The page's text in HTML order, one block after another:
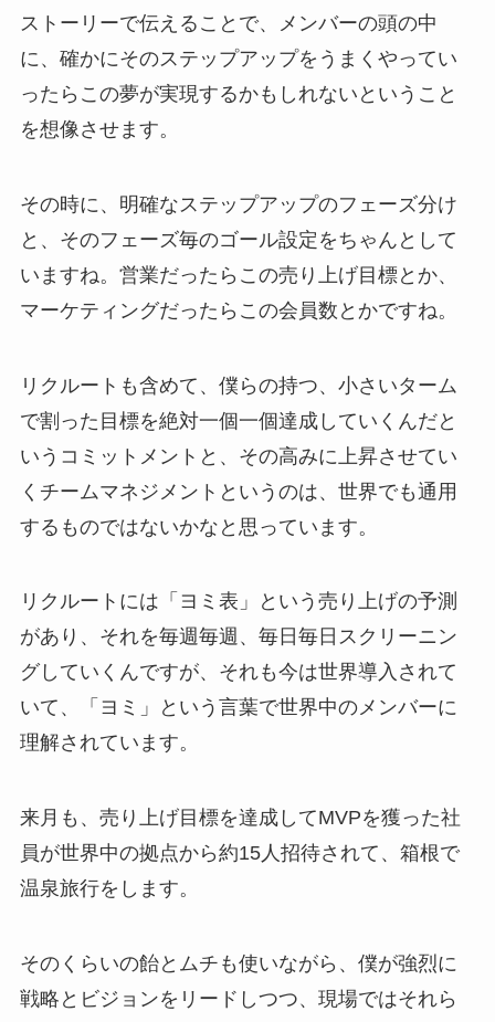
ストーリーで伝えることで、メンバーの頭の中
に、確かにそのステップアップをうまくやってい
ったらこの夢が実現するかもしれないということ
を想像させます。
その時に、明確なステップアップのフェーズ分け
と、そのフェーズ毎のゴール設定をちゃんとして
いますね。営業だったらこの売り上げ目標とか、
マーケティングだったらこの会員数とかですね。
リクルートも含めて、僕らの持つ、小さいターム
で割った目標を絶対一個一個達成していくんだと
いうコミットメントと、その高みに上昇させてい
くチームマネジメントというのは、世界でも通用
するものではないかなと思っています。
リクルートには「ヨミ表」という売り上げの予測
があり、それを毎週毎週、毎日毎日スクリーニン
グしていくんですが、それも今は世界導入されて
いて、「ヨミ」という言葉で世界中のメンバーに
理解されています。
来月も、売り上げ目標を達成してMVPを獲った社
員が世界中の拠点から約15人招待されて、箱根で
温泉旅行をします。
そのくらいの飴とムチも使いながら、僕が強烈に
戦略とビジョンをリードしつつ、現場ではそれら